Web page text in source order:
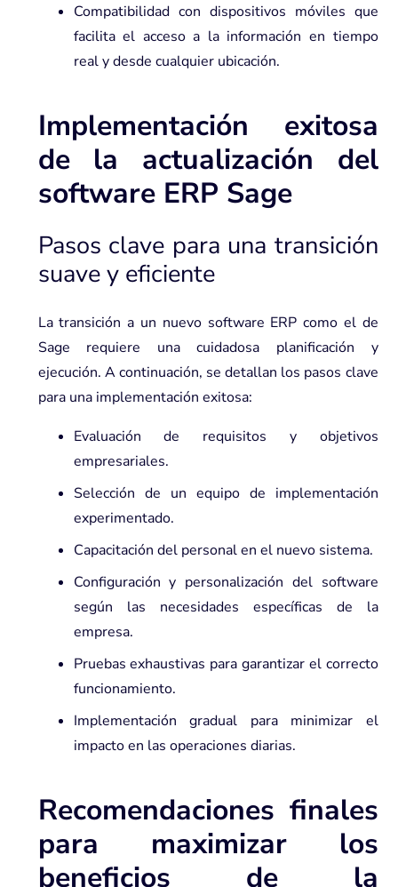
Compatibilidad con dispositivos móviles que
facilita el acceso a la información en tiempo
real y desde cualquier ubicación.
Implementación exitosa
de la actualización del
software ERP Sage
Pasos clave para una transición
suave y eficiente
La transición a un nuevo software ERP como el de
Sage requiere una cuidadosa planificación y
ejecución. A continuación, se detallan los pasos clave
para una implementación exitosa:
Evaluación de requisitos y objetivos
empresariales.
Selección de un equipo de implementación
experimentado.
Capacitación del personal en el nuevo sistema.
Configuración y personalización del software
según las necesidades específicas de la
empresa.
Pruebas exhaustivas para garantizar el correcto
funcionamiento.
Implementación gradual para minimizar el
impacto en las operaciones diarias.
Recomendaciones finales
para maximizar los
beneficios de la